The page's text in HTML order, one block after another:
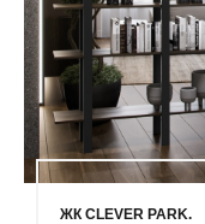
ЖК CLEVER PARK.